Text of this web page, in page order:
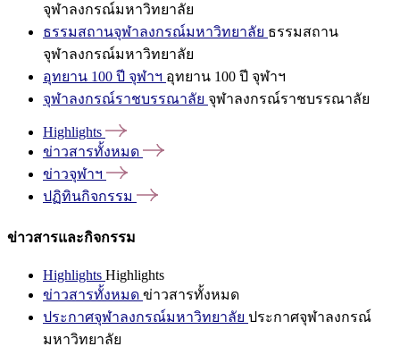
จุฬาลงกรณ์มหาวิทยาลัย
ธรรมสถานจุฬาลงกรณ์มหาวิทยาลัย ธรรมสถาน
จุฬาลงกรณ์มหาวิทยาลัย
อุทยาน 100 ปี จุฬาฯ อุทยาน 100 ปี จุฬาฯ
จุฬาลงกรณ์ราชบรรณาลัย จุฬาลงกรณ์ราชบรรณาลัย
Highlights
ข่าวสารทั้งหมด
ข่าวจุฬาฯ
ปฏิทินกิจกรรม
ข่าวสารและกิจกรรม
Highlights Highlights
ข่าวสารทั้งหมด ข่าวสารทั้งหมด
ประกาศจุฬาลงกรณ์มหาวิทยาลัย ประกาศจุฬาลงกรณ์
มหาวิทยาลัย